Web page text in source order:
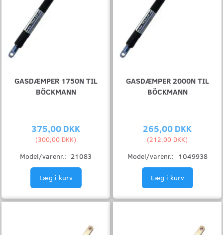
GASDÆMPER 1750N TIL
BÖCKMANN
375,00 DKK
(300,00 DKK)
Model/varenr.: 21083
Læg i kurv
GASDÆMPER 2000N TIL
BÖCKMANN
265,00 DKK
(212,00 DKK)
Model/varenr.: 1049938
Læg i kurv